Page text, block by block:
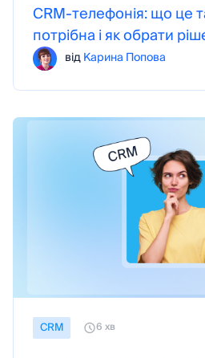
CRM-телефонія: що це
потрібна і як обрати
відКарина Попова
CRM 6 хв